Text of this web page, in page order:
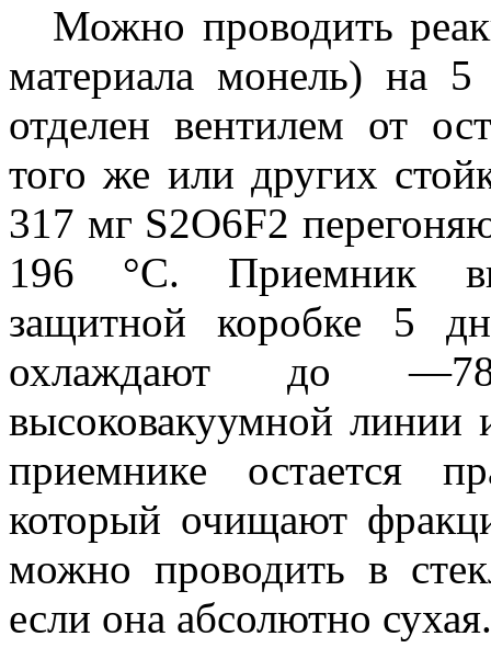
Можно проводить
материала монель) на
отделен вентилем от
того же или других
317 мг S2O6F2
196 °С. Приемник
защитной коробке 5
охлаждают до
высоковакуумной
приемнике остается
который очищают
можно проводить в
если она абсолютно сухая.